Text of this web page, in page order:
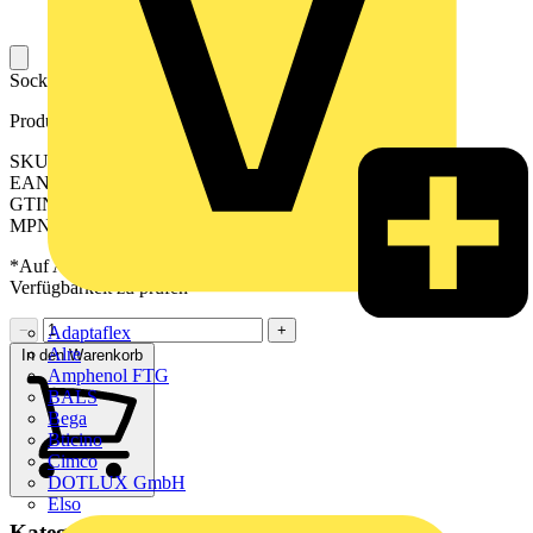
Adaptaflex
Alre
Amphenol FTG
BALS
Bega
Bticino
Cimco
DOTLUX GmbH
Elso
Sockel für die Aufnahme eines industriellen Steckrelais.
Produktkennzeichen
SKU: 2614870000
EAN: 04050118671032
GTIN: 04050118671032
MPN: TRP 5VDC 1CO EMPTY
*Auf Anfrage verfügbar - bitte in den Warenkorb legen, um
Verfügbarkeit zu prüfen
−
+
In den Warenkorb